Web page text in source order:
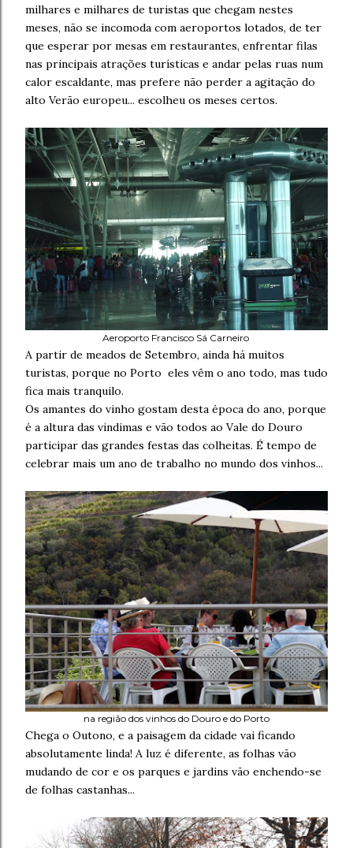
milhares e milhares de turistas que chegam nestes
meses, não se incomoda com aeroportos lotados, de ter
que esperar por mesas em restaurantes, enfrentar filas
nas principais atrações turísticas e andar pelas ruas num
calor escaldante, mas prefere não perder a agitação do
alto Verão europeu... escolheu os meses certos.
Aeroporto Francisco Sá Carneiro
A partir de meados de Setembro, ainda há muitos
turistas, porque no Porto eles vêm o ano todo, mas tudo
fica mais tranquilo.
Os amantes do vinho gostam desta época do ano, porque
é a altura das vindimas e vão todos ao Vale do Douro
participar das grandes festas das colheitas. É tempo de
celebrar mais um ano de trabalho no mundo dos vinhos...
na região dos vinhos do Douro e do Porto
Chega o Outono, e a paisagem da cidade vai ficando
absolutamente linda! A luz é diferente, as folhas vão
mudando de cor e os parques e jardins vão enchendo-se
de folhas castanhas...